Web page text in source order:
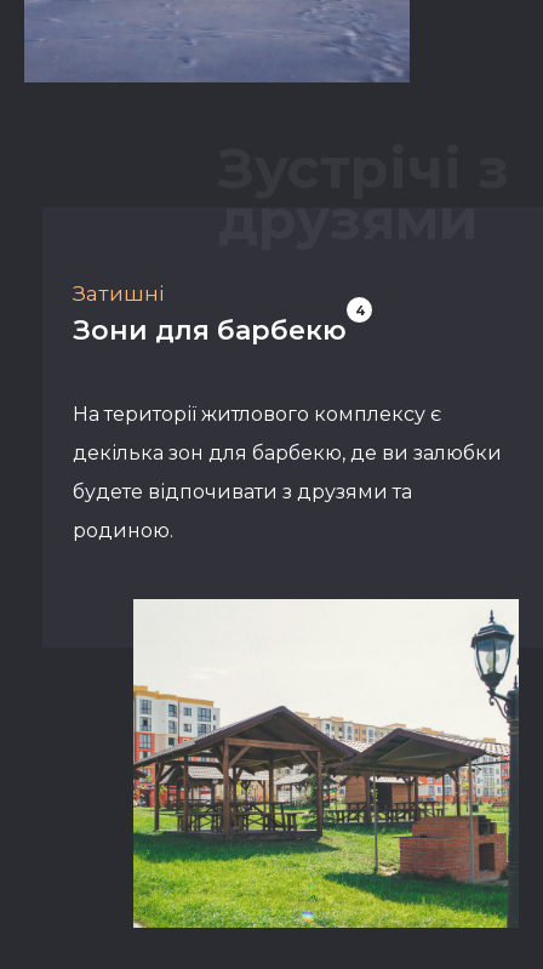
Затишні
Зони для барбекю
4
На території житлового комплексу є
декілька зон для барбекю, де ви залюбки
будете відпочивати з друзями та
родиною.